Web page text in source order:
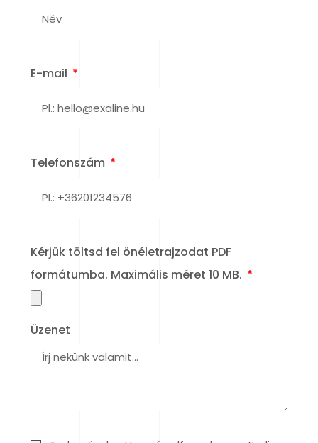
E-mail
Telefonszám
Kérjük töltsd fel önéletrajzodat PDF
formátumba. Maximális méret 10 MB.
Üzenet